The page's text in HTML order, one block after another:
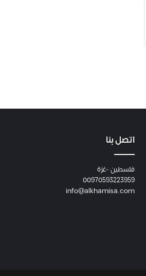
ا
ا
ر
ا
و
اتصل بنا
فلسطين -غزة
00970593223959
info@alkhamisa.com